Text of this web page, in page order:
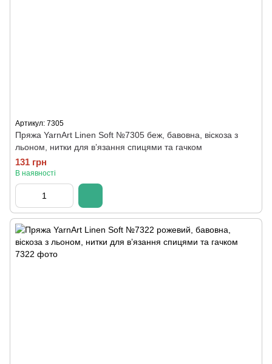
Артикул: 7305
Пряжа YarnArt Linen Soft №7305 беж, бавовна, віскоза з
льоном, нитки для вʼязання спицями та гачком
131 грн
В наявності